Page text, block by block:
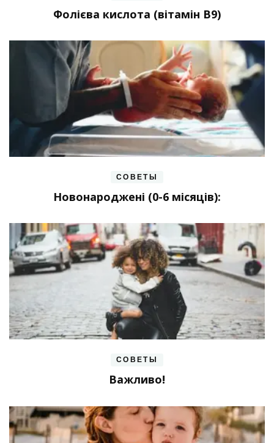
Фолієва кислота (вітамін В9)
СОВЕТЫ
Новонароджені (0-6 місяців):
СОВЕТЫ
Важливо!